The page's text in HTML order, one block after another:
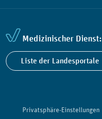
Medizinischer Dienst:
Liste der Landesportale
Privatsphäre-Einstellungen